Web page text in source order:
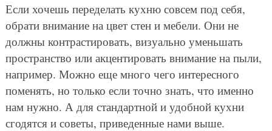
Если хочешь переделать кухню совсем под себя,
обрати внимание на цвет стен и мебели. Они не
должны контрастировать, визуально уменьшать
пространство или акцентировать внимание на пыли,
например. Можно еще много чего интересного
поменять, но только если точно знать, что именно
нам нужно. А для стандартной и удобной кухни
сгодятся и советы, приведенные нами выше.